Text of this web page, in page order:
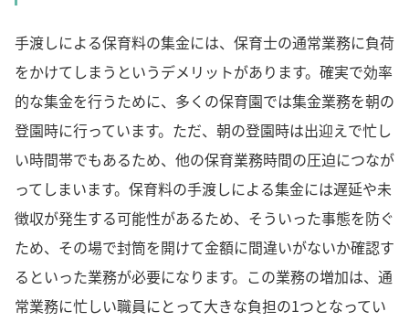
手渡しによる保育料の集金には、保育士の通常業務に負荷
をかけてしまうというデメリットがあります。確実で効率
的な集金を行うために、多くの保育園では集金業務を朝の
登園時に行っています。ただ、朝の登園時は出迎えで忙し
い時間帯でもあるため、他の保育業務時間の圧迫につなが
ってしまいます。保育料の手渡しによる集金には遅延や未
徴収が発生する可能性があるため、そういった事態を防ぐ
ため、その場で封筒を開けて金額に間違いがないか確認す
るといった業務が必要になります。この業務の増加は、通
常業務に忙しい職員にとって大きな負担の1つとなってい